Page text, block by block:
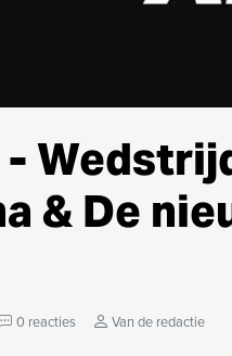
-
& De
0 reacties Van de redactie